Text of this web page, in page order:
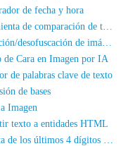
de fecha y hora
Herramienta de comparación de texto en línea
Ofuscación/desofuscación de imágenes
de Cara en Imagen por IA
de palabras clave de texto
de bases
Imagen
texto a entidades HTML
Consulta de los últimos 4 dígitos del DNI